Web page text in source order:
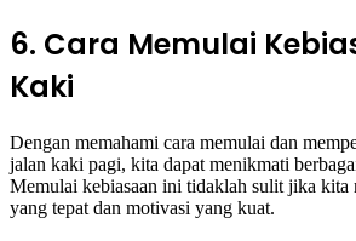
6. Cara Memulai
Kaki
Dengan memahami cara memulai dan
jalan kaki pagi, kita dapat menikmati
Memulai kebiasaan ini tidaklah sulit jika kita
yang tepat dan motivasi yang kuat.